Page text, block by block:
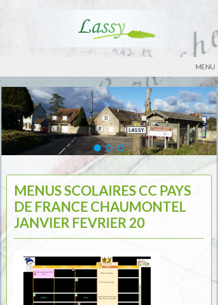
MENU
MENUS SCOLAIRES CC PAYS
DE FRANCE CHAUMONTEL
JANVIER FEVRIER 20